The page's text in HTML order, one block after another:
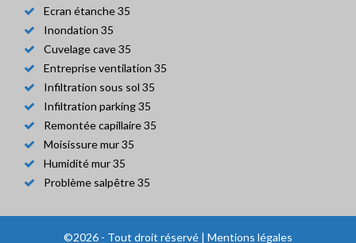
Ecran étanche 35
Inondation 35
Cuvelage cave 35
Entreprise ventilation 35
Infiltration sous sol 35
Infiltration parking 35
Remontée capillaire 35
Moisissure mur 35
Humidité mur 35
Problème salpêtre 35
©2026 - Tout droit réservé | Mentions légales